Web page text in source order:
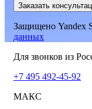
Заказать
Защищено Yandex
данных
Для звонков из
+7 495 492-45-92
МАКС